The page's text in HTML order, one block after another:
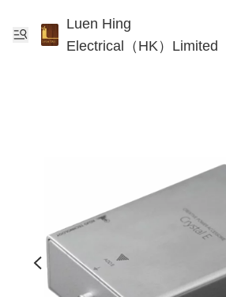
Luen Hing
Electrical（HK）Limited